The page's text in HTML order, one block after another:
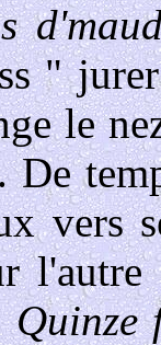
"
le
De
vers